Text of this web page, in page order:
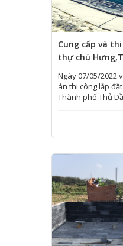
Cung cấp và
thự chú
Ngày 07/05/2022
án thi công lắp
Thành phố Thủ